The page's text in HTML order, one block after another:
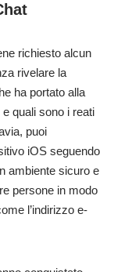
richiesto alcun
rivelare la
ha portato alla
quali sono i reati
puoi
iOS seguendo
ambiente sicuro e
persone in modo
l’indirizzo e-